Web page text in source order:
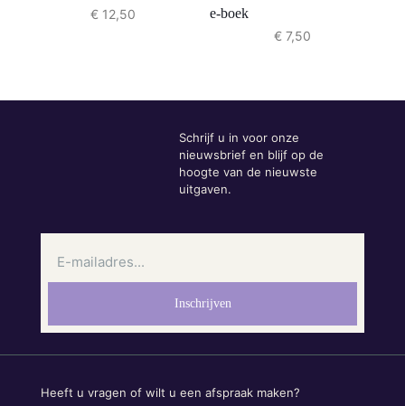
€12,50
e-boek
€7,50
Schrijf u in voor onze
nieuwsbrief en blijf op de
hoogte van de nieuwste
uitgaven.
Heeft u vragen of wilt u een afspraak maken?